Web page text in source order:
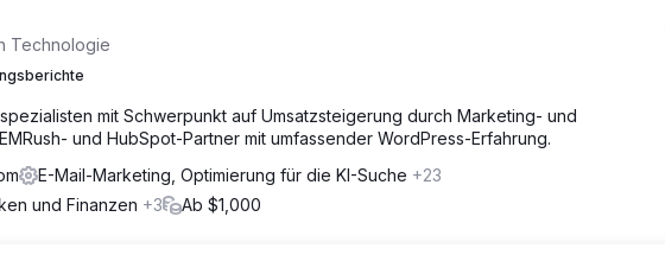
Technologie
mit Schwerpunkt auf Umsatzsteigerung durch Marketing- und
und HubSpot-Partner mit umfassender WordPress-Erfahrung.
E-Mail-Marketing, Optimierung für die KI-Suche +23
und Finanzen +3 Ab $1,000